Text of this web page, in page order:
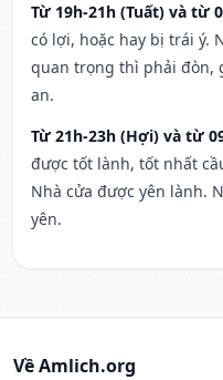
Từ 19h-21h (Tuất) và từ
có lợi, hoặc hay bị trái ý.
quan trọng thì phải đòn,
an.
Từ 21h-23h (Hợi) và từ
được tốt lành, tốt nhất
Nhà cửa được yên lành.
yên.
Về Amlich.org